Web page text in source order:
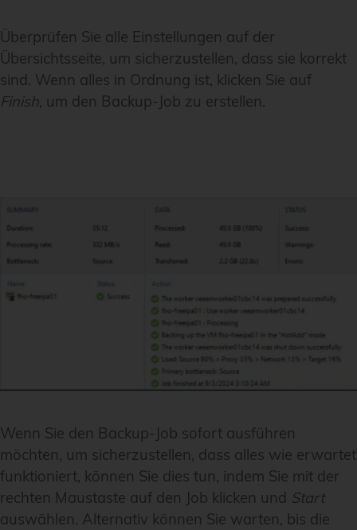
Überprüfen Sie alle Einstellungen auf der
Übersichtsseite, um sicherzustellen, dass sie korrekt
sind. Wenn alles in Ordnung ist, klicken Sie auf
Finish, um den Backup-Job zu erstellen.
Wenn Sie den Backup-Job sofort ausführen
möchten, um sicherzustellen, dass alles wie erwartet
funktioniert, können Sie dies tun, indem Sie mit der
rechten Maustaste auf den Job klicken und Start
auswählen. Alternativ können Sie warten, bis die